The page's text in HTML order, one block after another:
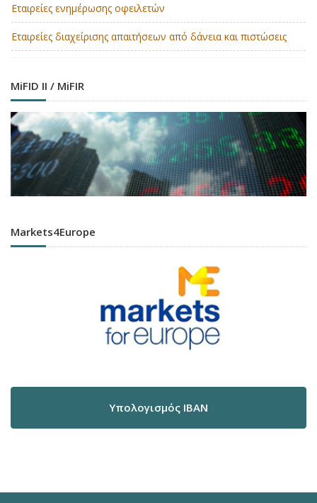
Εταιρείες ενημέρωσης οφειλετών
Εταιρείες διαχείρισης απαιτήσεων από δάνεια και πιστώσεις
MiFID II / MiFIR
Markets4Europe
Υπολογισμός IBAN